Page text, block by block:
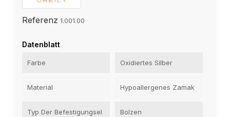
Referenz 1.001.00
Datenblatt
Farbe Oxidiertes Silber
Material Hypoallergenes Zamak
Typ Der Befestigungsel
Bolzen